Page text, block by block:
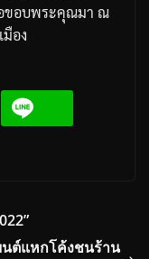
ขอบพระคุณมา ณ
มือง
ต์แหกโค้งชนร้าน